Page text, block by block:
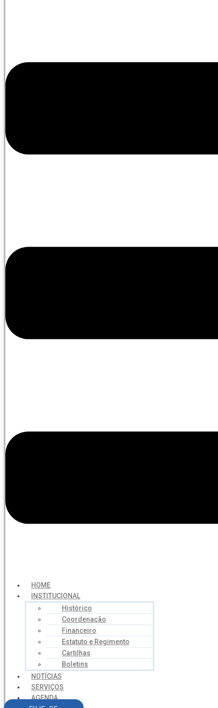
HOME
INSTITUCIONAL
Histórico
Coordenação
Financeiro
Estatuto e Regimento
Cartilhas
Boletins
NOTÍCIAS
SERVIÇOS
AGENDA